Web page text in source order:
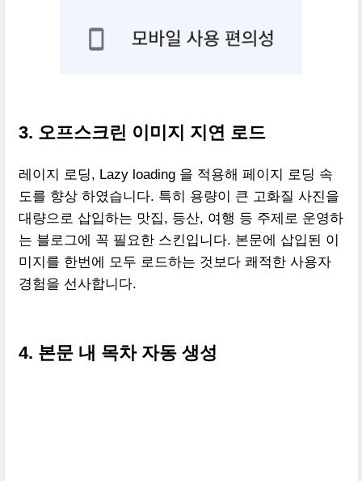
3. 오프스크린 이미지 지연 로드
레이지 로딩, Lazy loading 을 적용해 페이지 로딩 속
도를 향상 하였습니다. 특히 용량이 큰 고화질 사진을
대량으로 삽입하는 맛집, 등산, 여행 등 주제로 운영하
는 블로그에 꼭 필요한 스킨입니다. 본문에 삽입된 이
미지를 한번에 모두 로드하는 것보다 쾌적한 사용자
경험을 선사합니다.
4. 본문 내 목차 자동 생성